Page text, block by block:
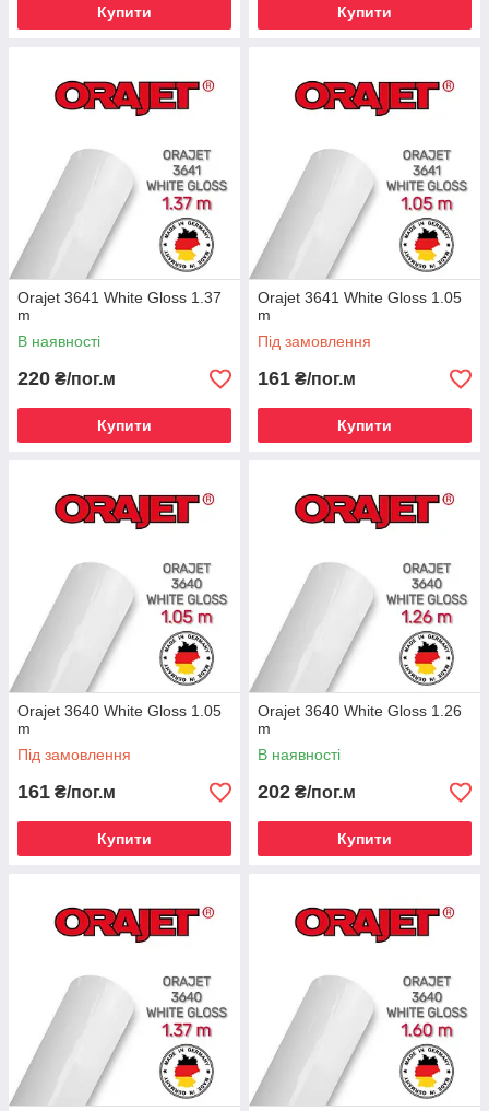
Купити Купити
Orajet 3641 White Gloss 1.37
m
В наявності
220 ₴/пог.м
Купити
Orajet 3641 White Gloss 1.05
m
Під замовлення
161 ₴/пог.м
Купити
Orajet 3640 White Gloss 1.05
m
Під замовлення
161 ₴/пог.м
Купити
Orajet 3640 White Gloss 1.26
m
В наявності
202 ₴/пог.м
Купити